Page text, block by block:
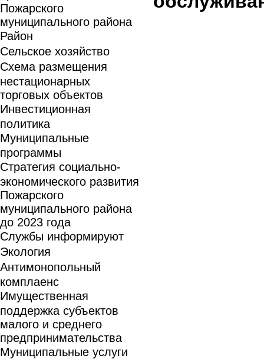
Пожарского
муниципального района
Район
Сельское хозяйство
Схема размещения
нестационарных
торговых объектов
Инвестиционная
политика
Муниципальные
программы
Стратегия социально-
экономического развития
Пожарского
муниципального района
до 2023 года
Службы информируют
Экология
Антимонопольный
комплаенс
Имущественная
поддержка субъектов
малого и среднего
предпринимательства
Муниципальные услуги